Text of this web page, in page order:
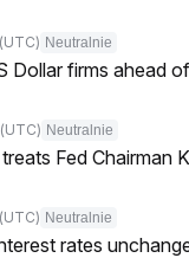
(UTC) Neutralnie
Dollar firms ahead
(UTC) Neutralnie
Fed Chairman
(UTC) Neutralnie
rates